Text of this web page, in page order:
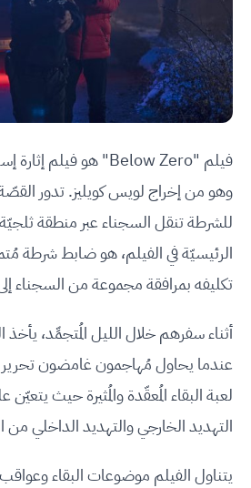
وهو من إخراج لويس كويليز. تدور
للشرطة تنقل السجناء عبر منطقة
الرئيسيّة في الفيلم، هو ضابط شرطة
تكليفه بمرافقة مجموعة من السجناء
أثناء سفرهم خلال الليل المُتجمِّد،
عندما يحاول مُهاجمون غامضون
لعبة البقاء المُعقّدة والمُثيرة حيث
التهديد الخارجي والتهديد الداخلي
يتناول الفيلم موضوعات البقاء وعواقب